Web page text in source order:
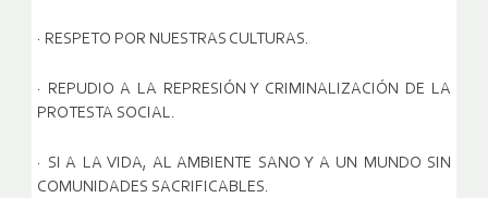
· RESPETO POR NUESTRAS CULTURAS.
· REPUDIO A LA REPRESIÓN Y CRIMINALIZACIÓN DE LA
PROTESTA SOCIAL.
· SI A LA VIDA, AL AMBIENTE SANO Y A UN MUNDO SIN
COMUNIDADES SACRIFICABLES.